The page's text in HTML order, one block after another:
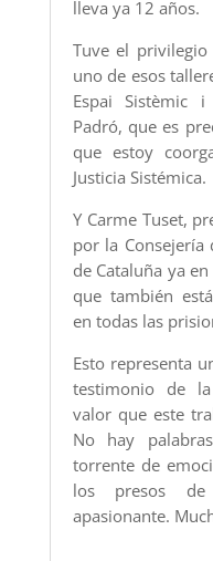
lleva ya 12 años.
Tuve el
uno de esos
Espai Sistèmic
Padró, que es
que estoy
Justicia Sistémica.
Y Carme Tuset,
por la Consejería
de Cataluña ya
que también
en todas las
Esto representa
testimonio de
valor que este
No hay
torrente de
los presos de
apasionante.